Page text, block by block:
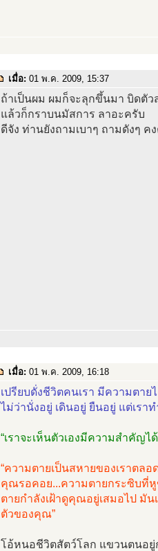
เมื่อ: 01 พ.ค. 2009, 15:37
ถ้าเป็นผม ผมก็จะลุกขึ้นมา บิดตัว
แล้วก็กราบนมัสการ ลาอะครับ
ดีจัง ท่านยังถามเบาๆ ถามดังๆ
เมื่อ: 01 พ.ค. 2009, 16:18
เปรียบดั่งชีวิตคนเรา มีความตา
ไม่ว่านั่งอยู่ เดินอยู่ ยืนอยู่ แต่เรา
“เราจะเห็นตัวเองมีความสำคัญไ
“ความตายเป็นสหายของเราตล
คุณรอคอย...ความตายกระซิบที่
ตายกำลังเฝ้าดูคุณอยู่เสมอไป มั
ตัวของคุณ”
โอ้หนอชีวิตสัตว์โลก แขวนตนอ